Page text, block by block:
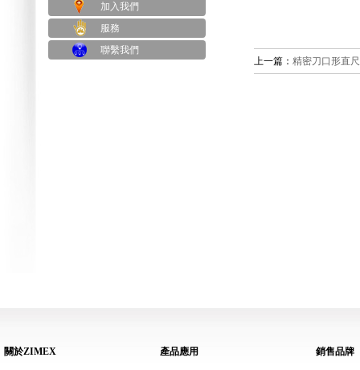
加入我們
服務
聯繫我們
上一篇： 精密刀口形直尺
關於ZIMEX 產品應用 銷售品牌